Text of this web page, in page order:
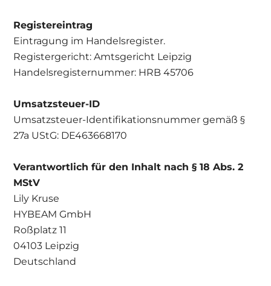
Registereintrag
Eintragung im Handelsregister.
Registergericht: Amtsgericht Leipzig
Handelsregisternummer: HRB 45706
Umsatzsteuer-ID
Umsatzsteuer-Identifikationsnummer gemäß §
27a UStG: DE463668170
Verantwortlich für den Inhalt nach § 18 Abs. 2
MStV
Lily Kruse
HYBEAM GmbH
Roßplatz 11
04103 Leipzig
Deutschland